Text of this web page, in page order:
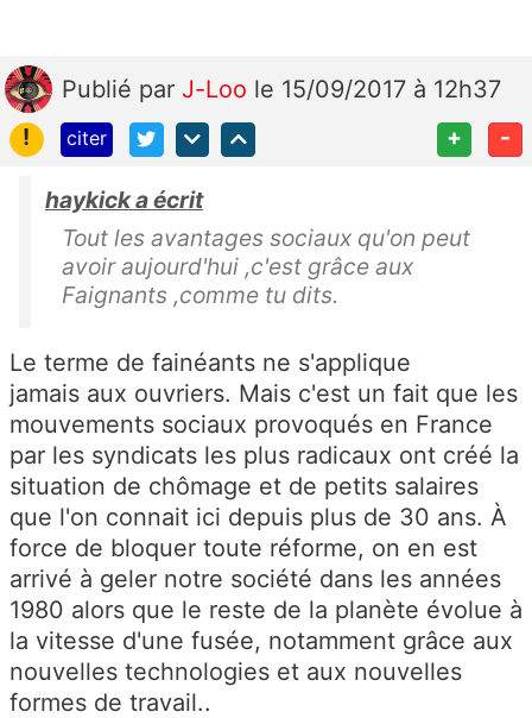
Publié par J-Loo le 15/09/2017 à 12h37
!
citer + -
haykick a écrit
Tout les avantages sociaux qu'on peut
avoir aujourd'hui ,c'est grâce aux
Faignants ,comme tu dits.
Le terme de fainéants ne s'applique
jamais aux ouvriers. Mais c'est un fait que les
mouvements sociaux provoqués en France
par les syndicats les plus radicaux ont créé la
situation de chômage et de petits salaires
que l'on connait ici depuis plus de 30 ans. À
force de bloquer toute réforme, on en est
arrivé à geler notre société dans les années
1980 alors que le reste de la planète évolue à
la vitesse d'une fusée, notamment grâce aux
nouvelles technologies et aux nouvelles
formes de travail..